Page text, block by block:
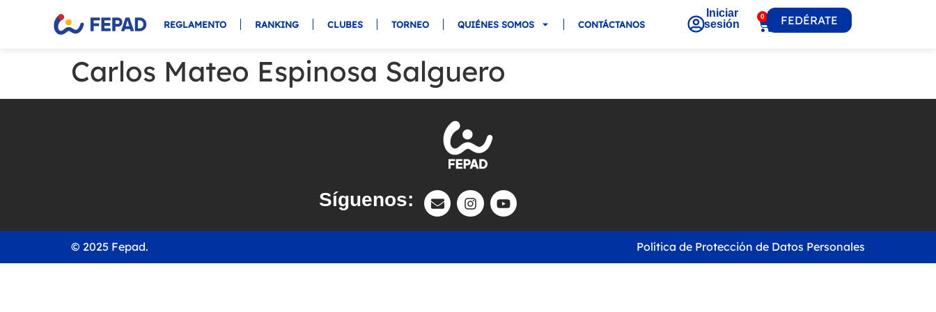
REGLAMENTO RANKING CLUBES TORNEO QUIÉNES SOMOS CONTÁCTANOS
Iniciar
sesión
0 FEDÉRATE
Carlos Mateo Espinosa Salguero
Síguenos:
© 2025 Fepad. Política de Protección de Datos Personales